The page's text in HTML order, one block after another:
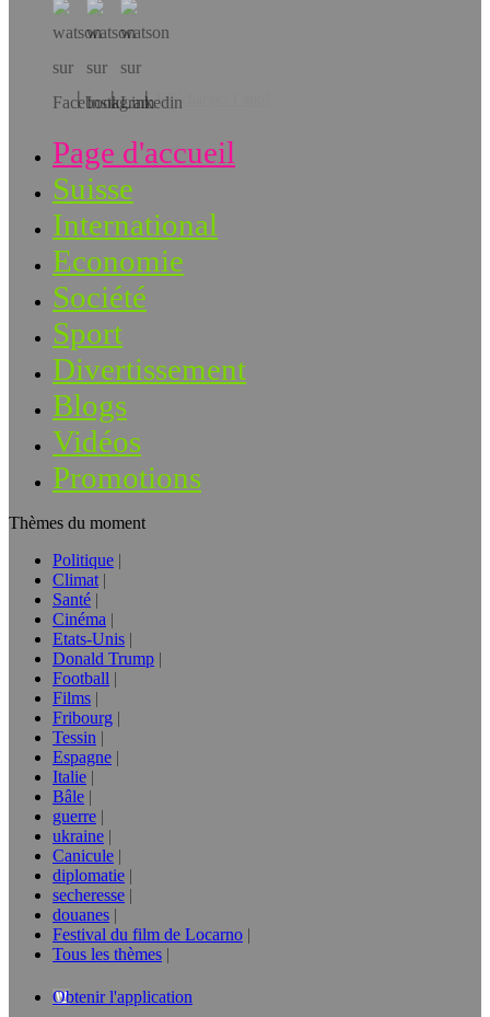
Téléchargez l’app!
Page d'accueil
Suisse
International
Economie
Société
Sport
Divertissement
Blogs
Vidéos
Promotions
Thèmes du moment
Politique
Climat
Santé
Cinéma
Etats-Unis
Donald Trump
Football
Films
Fribourg
Tessin
Espagne
Italie
Bâle
guerre
ukraine
Canicule
diplomatie
secheresse
douanes
Festival du film de Locarno
Tous les thèmes
Obtenir l'application